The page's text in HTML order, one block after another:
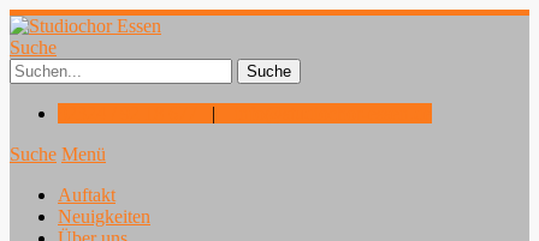
Suche
|
Suche Menü
Auftakt
Neuigkeiten